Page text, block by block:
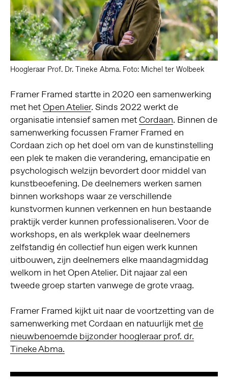
Hoogleraar Prof. Dr. Tineke Abma. Foto: Michel ter Wolbeek
Framer Framed startte in 2020 een samenwerking
met het Open Atelier. Sinds 2022 werkt de
organisatie intensief samen met Cordaan. Binnen de
samenwerking focussen Framer Framed en
Cordaan zich op het doel om van de kunstinstelling
een plek te maken die verandering, emancipatie en
psychologisch welzijn bevordert door middel van
kunstbeoefening. De deelnemers werken samen
binnen workshops waar ze verschillende
kunstvormen kunnen verkennen en hun bestaande
praktijk verder kunnen professionaliseren. Voor de
workshops, en als werkplek waar deelnemers
zelfstandig én collectief hun eigen werk kunnen
uitbouwen, zijn deelnemers elke maandagmiddag
welkom in het Open Atelier. Dit najaar zal een
tweede groep starten vanwege de grote vraag.
Framer Framed kijkt uit naar de voortzetting van de
samenwerking met Cordaan en natuurlijk met de
nieuwbenoemde bijzonder hoogleraar prof. dr.
Tineke Abma.